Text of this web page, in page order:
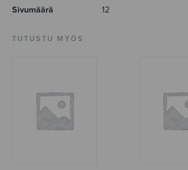
Sivumäärä 12
TUTUSTU MYÖS